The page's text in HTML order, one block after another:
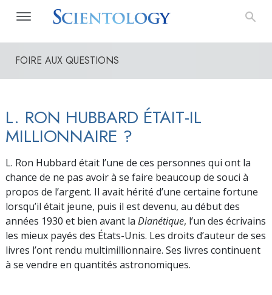
FOIRE AUX QUESTIONS
L. RON HUBBARD ÉTAIT-IL
MILLIONNAIRE ?
L. Ron Hubbard était l’une de ces personnes qui ont la
chance de ne pas avoir à se faire beaucoup de souci à
propos de l’argent. Il avait hérité d’une certaine fortune
lorsqu’il était jeune, puis il est devenu, au début des
années 1930 et bien avant la Dianétique, l’un des écrivains
les mieux payés des États-Unis. Les droits d’auteur de ses
livres l’ont rendu multimillionnaire. Ses livres continuent
à se vendre en quantités astronomiques.